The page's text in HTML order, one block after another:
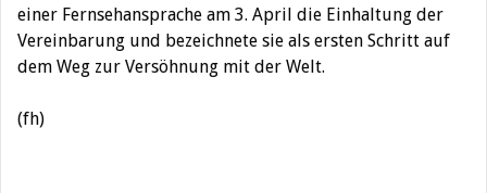
einer Fernsehansprache am 3. April die Einhaltung der
Vereinbarung und bezeichnete sie als ersten Schritt auf
dem Weg zur Versöhnung mit der Welt.
(fh)